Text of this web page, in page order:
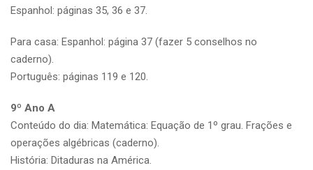
Espanhol: páginas 35, 36 e 37.
Para casa: Espanhol: página 37 (fazer 5 conselhos no
caderno).
Português: páginas 119 e 120.
9º Ano A
Conteúdo do dia: Matemática: Equação de 1º grau. Frações e
operações algébricas (caderno).
História: Ditaduras na América.